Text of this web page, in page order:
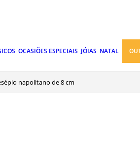
OCASIÕES ESPECIAIS JÓIAS NATAL
napolitano de 8 cm